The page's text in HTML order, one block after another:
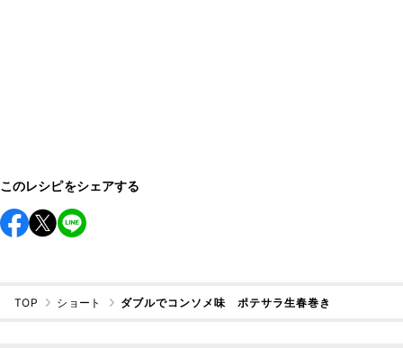
このレシピをシェアする
TOP ショート ダブルでコンソメ味 ポテサラ生春巻き